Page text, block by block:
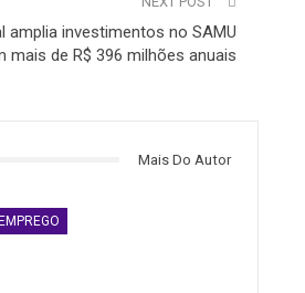
amplia investimentos no SAMU
mais de R$ 396 milhões anuais
Mais Do Autor